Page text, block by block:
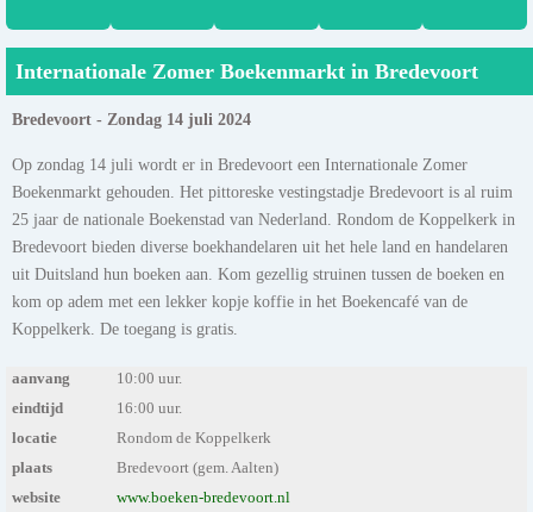
Internationale Zomer Boekenmarkt in Bredevoort
Bredevoort - Zondag 14 juli 2024
Op zondag 14 juli wordt er in Bredevoort een Internationale Zomer
Boekenmarkt gehouden. Het pittoreske vestingstadje Bredevoort is al ruim
25 jaar de nationale Boekenstad van Nederland. Rondom de Koppelkerk in
Bredevoort bieden diverse boekhandelaren uit het hele land en handelaren
uit Duitsland hun boeken aan. Kom gezellig struinen tussen de boeken en
kom op adem met een lekker kopje koffie in het Boekencafé van de
Koppelkerk. De toegang is gratis.
aanvang
10:00 uur.
eindtijd
16:00 uur.
locatie
Rondom de Koppelkerk
plaats
Bredevoort (gem. Aalten)
website
www.boeken-bredevoort.nl